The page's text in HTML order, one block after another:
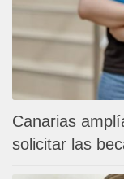
Canarias
solicitar las